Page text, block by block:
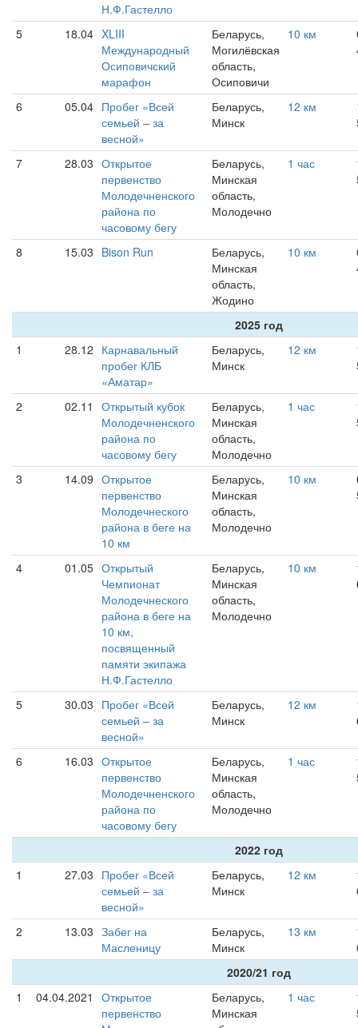
Н.Ф.Гастелло
5 18.04 XLIII
Международный
Осиповичский
марафон
Беларусь,
Могилёвская
область,
Осиповичи
10 км
6 05.04 Пробег «Всей
семьей – за
весной»
Беларусь,
Минск
12 км
7 28.03 Открытое
первенство
Молодечненского
района по
часовому бегу
Беларусь,
Минская
область,
Молодечно
1 час
8 15.03 Bison Run
Беларусь,
Минская
область,
Жодино
10 км
2025 год
1
28.12 Карнавальный
пробег КЛБ
«Аматар»
Беларусь,
Минск
12 км
2 02.11
Открытый кубок
Молодечненского
района по
часовому бегу
Беларусь,
Минская
область,
Молодечно
1 час
3 14.09 Открытое
первенство
Молодечнеского
района в беге на
10 км
Беларусь,
Минская
область,
Молодечно
10 км
4 01.05 Открытый
Чемпионат
Молодечнеского
района в беге на
10 км,
посвященный
памяти экипажа
Н.Ф.Гастелло
Беларусь,
Минская
область,
Молодечно
10 км
5 30.03 Пробег «Всей
семьей – за
весной»
Беларусь,
Минск
12 км
6 16.03 Открытое
первенство
Молодечненского
района по
часовому бегу
Беларусь,
Минская
область,
Молодечно
1 час
2022 год
1
27.03 Пробег «Всей
семьей – за
весной»
Беларусь,
Минск
12 км
2 13.03 Забег на
Масленицу
Беларусь,
Минск
13 км
2020/21 год
1
04.04.2021
Открытое
первенство
Беларусь,
Минская
1 час